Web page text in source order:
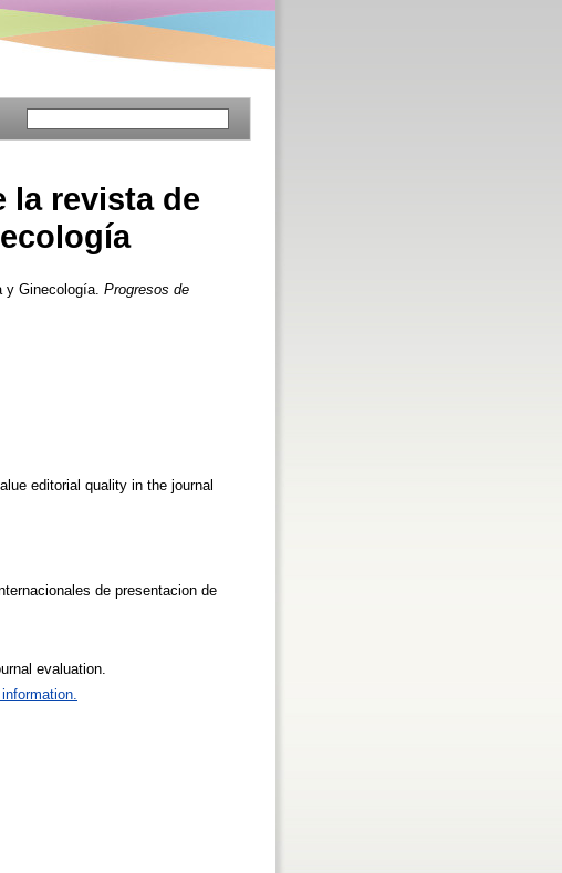
la revista de
y Ginecología. Progresos de
editorial quality in the journal
de presentacion de
evaluation.